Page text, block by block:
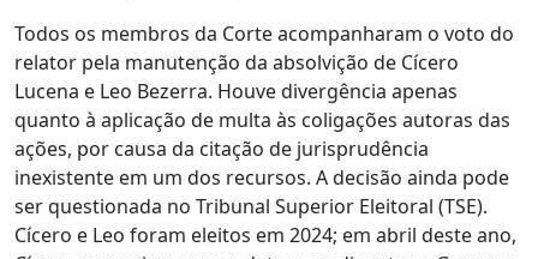
Todos os membros da Corte acompanharam o voto do
relator pela manutenção da absolvição de Cícero
Lucena e Leo Bezerra. Houve divergência apenas
quanto à aplicação de multa às coligações autoras das
ações, por causa da citação de jurisprudência
inexistente em um dos recursos. A decisão ainda pode
ser questionada no Tribunal Superior Eleitoral (TSE).
Cícero e Leo foram eleitos em 2024; em abril deste ano,